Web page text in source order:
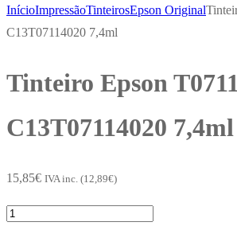
InícioImpressãoTinteirosEpson Original
C13T07114020 7,4ml
Tinteiro Epson
C13T07114020 7,4ml
15,85€ IVA inc. (12,89€)
Quantidade